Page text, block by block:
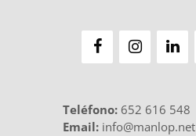
Teléfono: 652 616 548
Email: info@manlop.net